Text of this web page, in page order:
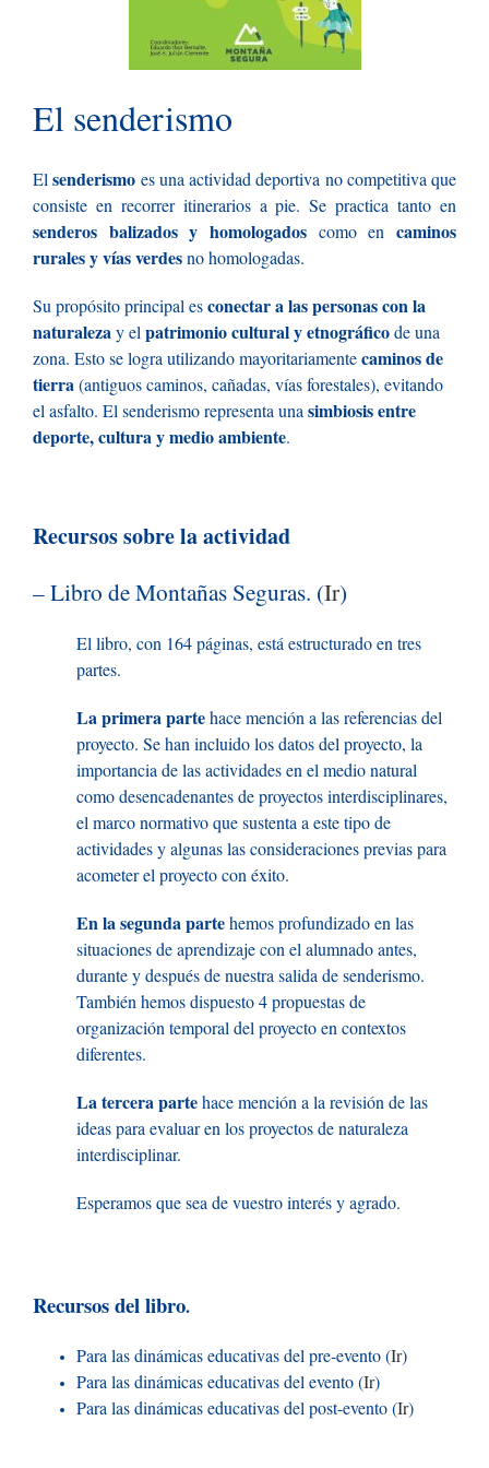
El senderismo
Elsenderismo es una actividad deportiva no competitiva que
consiste en recorrer itinerarios a pie. Se practica tanto en
senderos balizados y homologados como encaminos
rurales y vías verdesno homologadas.
Su propósito principal esconectar a las personas con la
naturalezay el patrimonio cultural y etnográficode una
zona. Esto se logra utilizando mayoritariamentecaminos de
tierra(antiguos caminos, cañadas, vías forestales), evitando
el asfalto. El senderismo representa una simbiosis entre
deporte, cultura y medio ambiente.
Recursos sobre la actividad
– Libro de Montañas Seguras. (Ir)
El libro, con 164 páginas, está estructurado en tres
partes.
La primera partehace mención a las referencias del
proyecto. Se han incluido los datos del proyecto, la
importancia de las actividades en el medio natural
como desencadenantes de proyectos interdisciplinares,
el marco normativo que sustenta a este tipo de
actividades y algunas las consideraciones previas para
acometer el proyecto con éxito.
En la segunda partehemos profundizado en las
situaciones de aprendizaje con el alumnado antes,
durante y después de nuestra salida de senderismo.
También hemos dispuesto 4 propuestas de
organización temporal del proyecto en contextos
diferentes.
La tercera partehace mención a la revisión de las
ideas para evaluar en los proyectos de naturaleza
interdisciplinar.
Esperamos que sea de vuestro interés y agrado.
Recursos del libro.
Para las dinámicas educativas del pre-evento (Ir)
Para las dinámicas educativas del evento (Ir)
Para las dinámicas educativas del post-evento (Ir)